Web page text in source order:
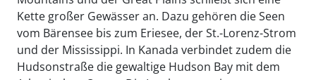
Kette großer Gewässer an. Dazu gehören die Seen
vom Bärensee bis zum Eriesee, der St.-Lorenz-Strom
und der Mississippi. In Kanada verbindet zudem die
Hudsonstraße die gewaltige Hudson Bay mit dem